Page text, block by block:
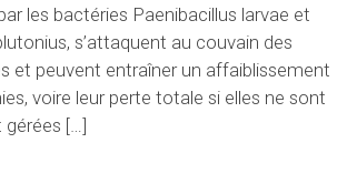
les bactéries Paenibacillus larvae et
s’attaquent au couvain des
et peuvent entraîner un affaiblissement
voire leur perte totale si elles ne sont
[…]